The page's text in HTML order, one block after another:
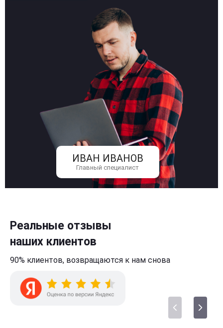
ИВАН ИВАНОВ
Главный специалист
Реальные отзывы
наших клиентов
90% клиентов, возвращаются к нам снова